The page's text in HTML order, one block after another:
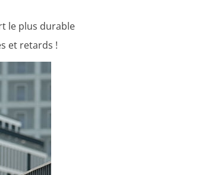
le plus durable
et retards !